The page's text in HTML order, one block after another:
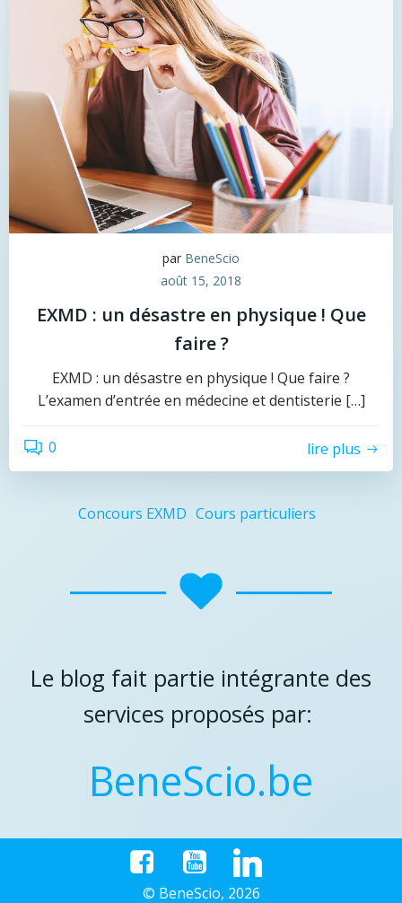
par BeneScio
août 15, 2018
EXMD : un désastre en physique ! Que
faire ?
EXMD : un désastre en physique ! Que faire ?
L’examen d’entrée en médecine et dentisterie […]
0 lire plus
Concours EXMD Cours particuliers
Le blog fait partie intégrante des
services proposés par:
BeneScio.be
© BeneScio, 2026